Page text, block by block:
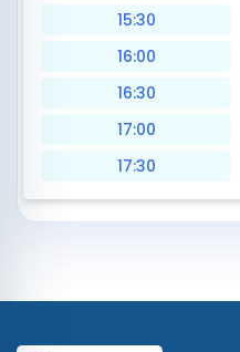
15:30
16:00
16:30
17:00
17:30